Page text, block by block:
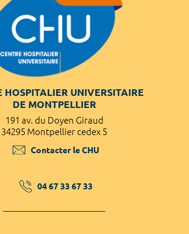
HOSPITALIER UNIVERSITAIRE
DE MONTPELLIER
191 av. du Doyen Giraud
34295 Montpellier cedex 5
Contacter le CHU
04 67 33 67 33